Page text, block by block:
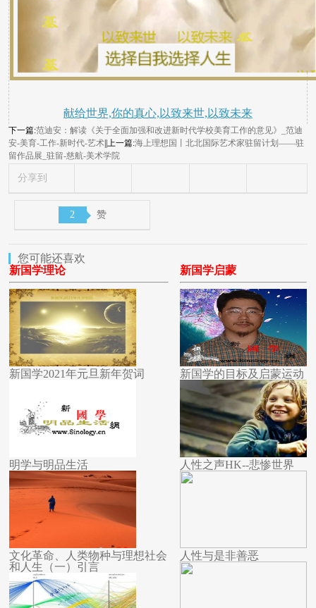
献给世界,你的真心,以致来世,以致未来
下一篇:范迪安：解读《关于全面加强和改进新时代学校美育工作的意见》_范迪
安-美育-工作-新时代-艺术 ||上一篇:海上理想国丨北北国际艺术家驻留计划——驻
留作品展_驻留-慈航-美术学院
分享到
2 赞
您可能还喜欢
新国学理论
新国学2021年元旦新年贺词
明学与明品生活
文化革命、人类物种与理想社会
和人生（一）引言
新国学启蒙
新国学的目标及启蒙运动
人性之声HK--悲惨世界
人性与是非善恶